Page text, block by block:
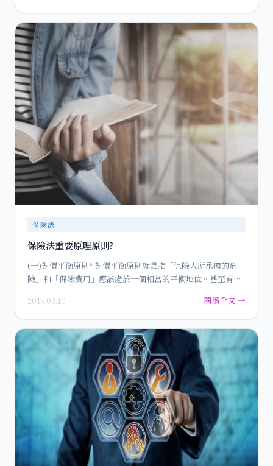
保險法
保險法重要原理原則?
(一)對價平衡原則? 對價平衡原則就是指「保險人所承擔的危
險」和「保險費用」應該處於一個相當的平衡地位。甚至有學
2015.03.10 閱讀全文 →